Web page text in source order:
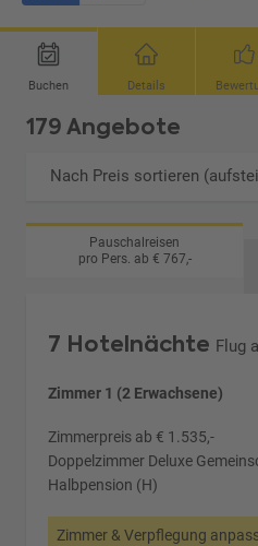
Buchen Details
179 Angebote
Nach Preis sortieren
Pauschalreisen
pro Pers. ab € 767,-
7 Hotelnächte Flug
Zimmer 1 (2 Erwachsene)
Zimmerpreis ab € 1.535,-
Doppelzimmer Deluxe
Halbpension (H)
Zimmer & Verpflegung